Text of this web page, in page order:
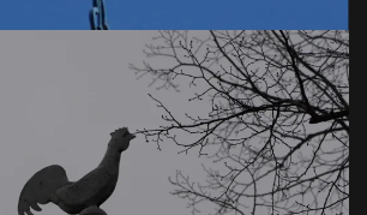
VOIR EN GRAND